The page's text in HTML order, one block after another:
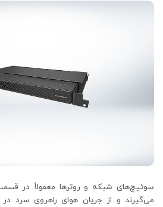
سوئیچ‌های شبکه و روترها معمولاً در
می‌گیرند و از جریان هوای راهروی سرد